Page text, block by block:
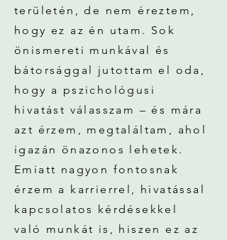
területén, de nem éreztem,
hogy ez az én utam. Sok
önismereti munkával és
bátorsággal jutottam el oda,
hogy a pszichológusi
hivatást válasszam – és mára
azt érzem, megtaláltam, ahol
igazán önazonos lehetek.
Emiatt nagyon fontosnak
érzem a karrierrel, hivatással
kapcsolatos kérdésekkel
való munkát is, hiszen ez az